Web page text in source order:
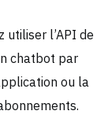
utiliser l’API de
chatbot par
ou la